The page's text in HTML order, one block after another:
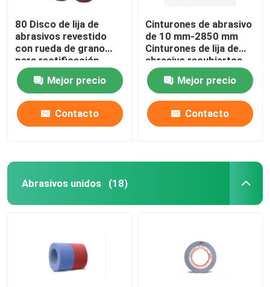
Productos
Sobre nosotros
80 Disco de lija de
abrasivos revestido
con rueda de grano
para rectificación
versátil
Mejor precio
Contacto
Cinturones de abrasivo
de 10 mm-2850 mm
Cinturones de lija de
abrasivo recubiertos
para metal
Mejor precio
Contacto
Abrasivos unidos (18)